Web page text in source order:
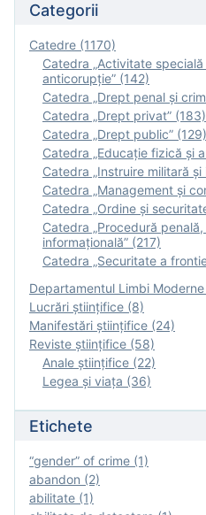
Categorii
Catedre (1170)
Catedra „Activitate
anticorupție” (142)
Catedra „Drept penal și
Catedra „Drept privat” (183)
Catedra „Drept public” (129)
Catedra „Educație fizică şi
Catedra „Instruire militară
Catedra „Management și
Catedra „Ordine și
Catedra „Procedură
informațională” (217)
Catedra „Securitate a
Departamentul Limbi
Lucrări științifice (8)
Manifestări ştiinţifice (24)
Reviste ştiinţifice (58)
Anale ştiinţifice (22)
Legea şi viaţa (36)
Etichete
“gender” of crime (1)
abandon (2)
abilitate (1)